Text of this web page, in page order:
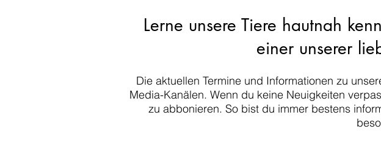
Lerne unsere Tiere hautnah
einer unserer
Die aktuellen Termine und Informationen zu
Media-Kanälen. Wenn du keine Neuigkeiten
zu abbonieren. So bist du immer bestens